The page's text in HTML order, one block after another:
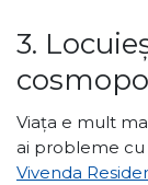
3.
Viața e mult
ai probleme cu
Vivenda